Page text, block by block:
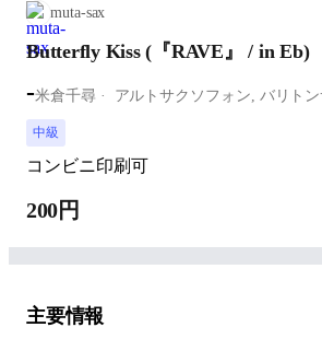
muta-sax
Butterfly Kiss (『RAVE』 / in Eb)
-米倉千尋 アルトサクソフォン, バリト
中級
コンビニ印刷可
200円
主要情報